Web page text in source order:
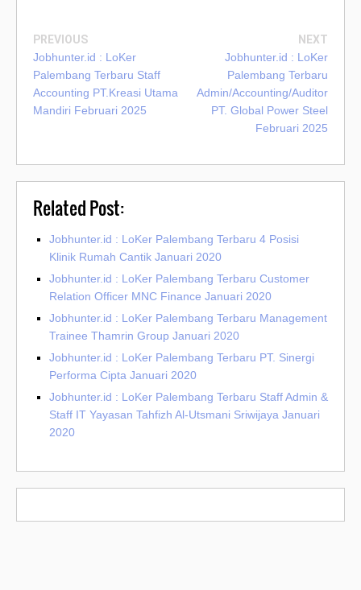
PREVIOUS
Jobhunter.id : LoKer
Palembang Terbaru Staff
Accounting PT.Kreasi Utama
Mandiri Februari 2025
NEXT
Jobhunter.id : LoKer
Palembang Terbaru
Admin/Accounting/Auditor
PT. Global Power Steel
Februari 2025
Related Post:
Jobhunter.id : LoKer Palembang Terbaru 4 Posisi
Klinik Rumah Cantik Januari 2020
Jobhunter.id : LoKer Palembang Terbaru Customer
Relation Officer MNC Finance Januari 2020
Jobhunter.id : LoKer Palembang Terbaru Management
Trainee Thamrin Group Januari 2020
Jobhunter.id : LoKer Palembang Terbaru PT. Sinergi
Performa Cipta Januari 2020
Jobhunter.id : LoKer Palembang Terbaru Staff Admin &
Staff IT Yayasan Tahfizh Al-Utsmani Sriwijaya Januari
2020